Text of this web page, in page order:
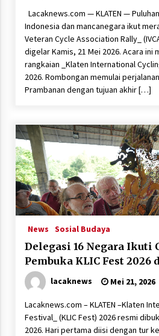
Lacaknews.com — KLATEN —
Indonesia dan mancanegara ikut
Veteran Cycle Association Rally_
digelar Kamis, 21 Mei 2026. Acara ini
rangkaian _Klaten International
2026. Rombongan memulai
Prambanan dengan tujuan akhir […]
News Sosial Budaya
Delegasi 16 Negara Ikuti
Pembuka KLIC Fest 2026
lacaknews Mei 21, 2026
Lacaknews.com – KLATEN –Klaten
Festival_ (KLIC Fest) 2026 resmi
2026. Hari pertama diisi dengan tur